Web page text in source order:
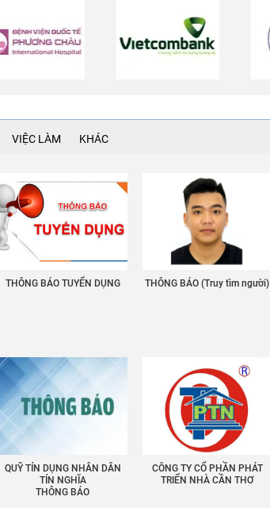
VIỆC LÀM KHÁC
THÔNG BÁO TUYỂN DỤNG THÔNG BÁO (Truy tìm người)
QUỸ TÍN DỤNG NHÂN DÂN
TÍN NGHĨA
THÔNG BÁO
CÔNG TY CỔ PHẦN PHÁT
TRIỂN NHÀ CẦN THƠ